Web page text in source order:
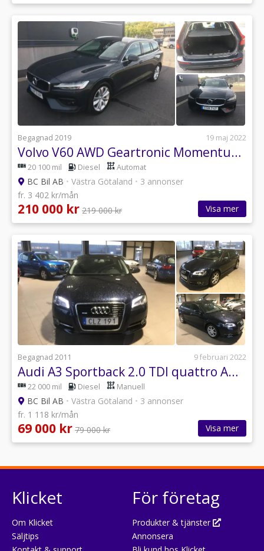
Begagnad 2019 19 maj 2022
Volvo V60 AWD Geartronic Momentum, Advanced Edition Euro 6
20 100 mil Diesel Automat
BC Bil AB • Västra Götaland • 3 annonser
fr. 3 402 kr/mån
210 000 kr 219 000 kr Visa mer
Begagnad 2011 9 februari 2022
Audi A3 Sportback 2.0 TDI quattro Ambition, Comfort 140hk
22 000 mil Diesel Manuell
BC Bil AB • Västra Götaland • 3 annonser
fr. 1 118 kr/mån
69 000 kr 79 000 kr Visa mer
Klicket
Om Klicket
Säljtips
För företag
Produkter & tjänster
Annonsera